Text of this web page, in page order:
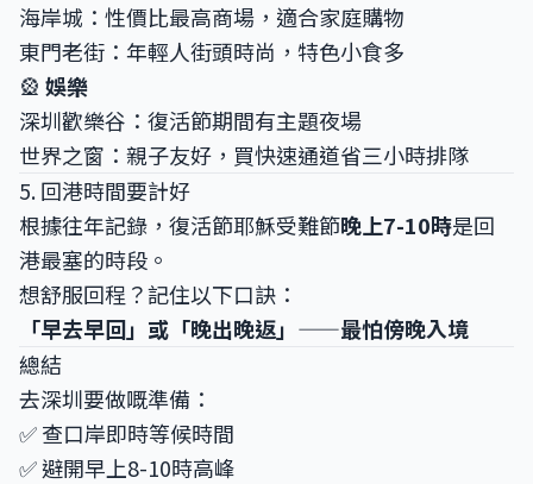
海岸城：性價比最高商場，適合家庭購物
東門老街：年輕人街頭時尚，特色小食多
🎡 娛樂
深圳歡樂谷：復活節期間有主題夜場
世界之窗：親子友好，買快速通道省三小時排隊
5. 回港時間要計好
根據往年記錄，復活節耶穌受難節晚上7-10時是回
港最塞的時段。
想舒服回程？記住以下口訣：
「早去早回」或「晚出晚返」——最怕傍晚入境
總結
去深圳要做嘅準備：
✅ 查口岸即時等候時間
✅ 避開早上8-10時高峰